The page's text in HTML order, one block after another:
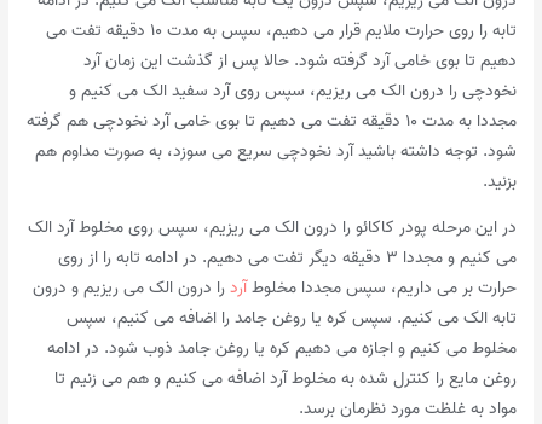
تابه را روی حرارت ملایم قرار می دهیم، سپس به مدت ۱۰ دقیقه تفت می
دهیم تا بوی خامی آرد گرفته شود. حالا پس از گذشت این زمان آرد
نخودچی را درون الک می ریزیم، سپس روی آرد سفید الک می کنیم و
مجددا به مدت ۱۰ دقیقه تفت می دهیم تا بوی خامی آرد نخودچی هم گرفته
شود. توجه داشته باشید آرد نخودچی سریع می سوزد، به صورت مداوم هم
بزنید.
در این مرحله پودر کاکائو را درون الک می ریزیم، سپس روی مخلوط آرد الک
می کنیم و مجددا ۳ دقیقه دیگر تفت می دهیم. در ادامه تابه را از روی
حرارت بر می داریم، سپس مجددا مخلوطآردرا درون الک می ریزیم و درون
تابه الک می کنیم. سپس کره یا روغن جامد را اضافه می کنیم، سپس
مخلوط می کنیم و اجازه می دهیم کره یا روغن جامد ذوب شود. در ادامه
روغن مایع را کنترل شده به مخلوط آرد اضافه می کنیم و هم می زنیم تا
مواد به غلظت مورد نظرمان برسد.